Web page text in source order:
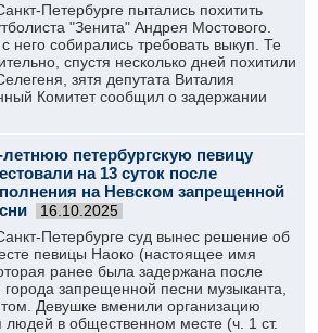
Петербурге пытались похитить
"Зенита" Андрея Мостового.
него собирались требовать выкуп. Те
спустя несколько дней похитили
зятя депутата Виталия
Комитет сообщил о задержании
летнюю петербургскую певицу
на 13 суток после
на Невском запрещенной
16.10.2025
Петербурге суд вынес решение об
певицы Наоко (настоящее имя
ранее была задержана после
запрещенной песни музыканта,
Девушке вменили организацию
людей в общественном месте (ч. 1 ст.